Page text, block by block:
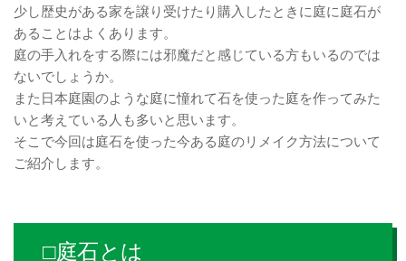
少し歴史がある家を譲り受けたり購入したときに庭に庭石が
あることはよくあります。
庭の手入れをする際には邪魔だと感じている方もいるのでは
ないでしょうか。
また日本庭園のような庭に憧れて石を使った庭を作ってみた
いと考えている人も多いと思います。
そこで今回は庭石を使った今ある庭のリメイク方法について
ご紹介します。
□庭石とは